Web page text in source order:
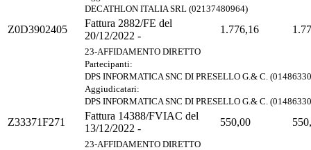
DECATHLON ITALIA SRL (02137480964)
Z0D3902405
Fattura 2882/FE del
20/12/2022 -
1.776,16
23-AFFIDAMENTO DIRETTO
Partecipanti:
DPS INFORMATICA SNC DI PRESELLO G.& C.
Aggiudicatari:
DPS INFORMATICA SNC DI PRESELLO G.& C.
Z33371F271
Fattura 14388/FVIAC del
13/12/2022 -
550,00
23-AFFIDAMENTO DIRETTO